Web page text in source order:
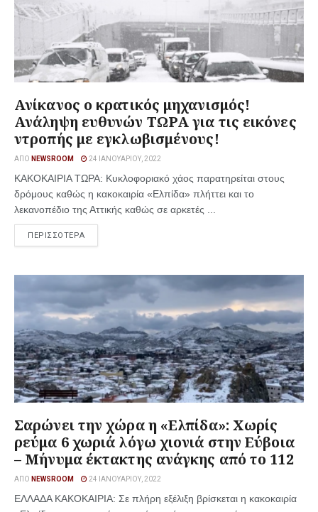
Ανίκανος ο κρατικός μηχανισμός!
Ανάληψη ευθυνών ΤΩΡΑ για τις εικόνες
ντροπής με εγκλωβισμένους!
ΑΠΌ NEWSROOM 24 ΙΑΝΟΥΑΡΊΟΥ, 2022
ΚΑΚΟΚΑΙΡΙΑ ΤΩΡΑ: Κυκλοφοριακό χάος παρατηρείται στους
δρόμους καθώς η κακοκαιρία «Ελπίδα» πλήττει και το
λεκανοπέδιο της Αττικής καθώς σε αρκετές ...
ΠΕΡΙΣΣΟΤΕΡΑ
Σαρώνει την χώρα η «Ελπίδα»: Χωρίς
ρεύμα 6 χωριά λόγω χιονιά στην Εύβοια
– Μήνυμα έκτακτης ανάγκης από το 112
ΑΠΌ NEWSROOM 24 ΙΑΝΟΥΑΡΊΟΥ, 2022
ΕΛΛΑΔΑ ΚΑΚΟΚΑΙΡΙΑ: Σε πλήρη εξέλιξη βρίσκεται η κακοκαιρία